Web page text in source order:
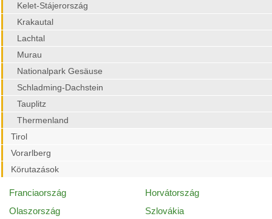
Kelet-Stájerország
Krakautal
Lachtal
Murau
Nationalpark Gesäuse
Schladming-Dachstein
Tauplitz
Thermenland
Tirol
Vorarlberg
Körutazások
Franciaország
Horvátország
Olaszország
Szlovákia